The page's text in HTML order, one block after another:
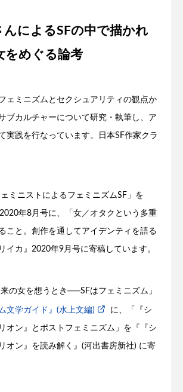
んによるSFの中で描かれ
をめぐる論考
ェミニズムとセクシュアリティの観点か
ブカルチャーについて研究・執筆し、ア
実践を行なっています。日本SF作家クラ
ミニストによるフェミニズムSF」を
2020年8月号に、「女／オタクという多重
こと。創作を通してアイデンティを語る
イカ』2020年9月号に寄稿しています。
の女を想うとき──SFはフェミニズム」
文学ガイド』(水上文編) に、「『シ
オン』とポストフェミニズム」を『『シ
オン』を読み解く』(河出書房新社) に寄